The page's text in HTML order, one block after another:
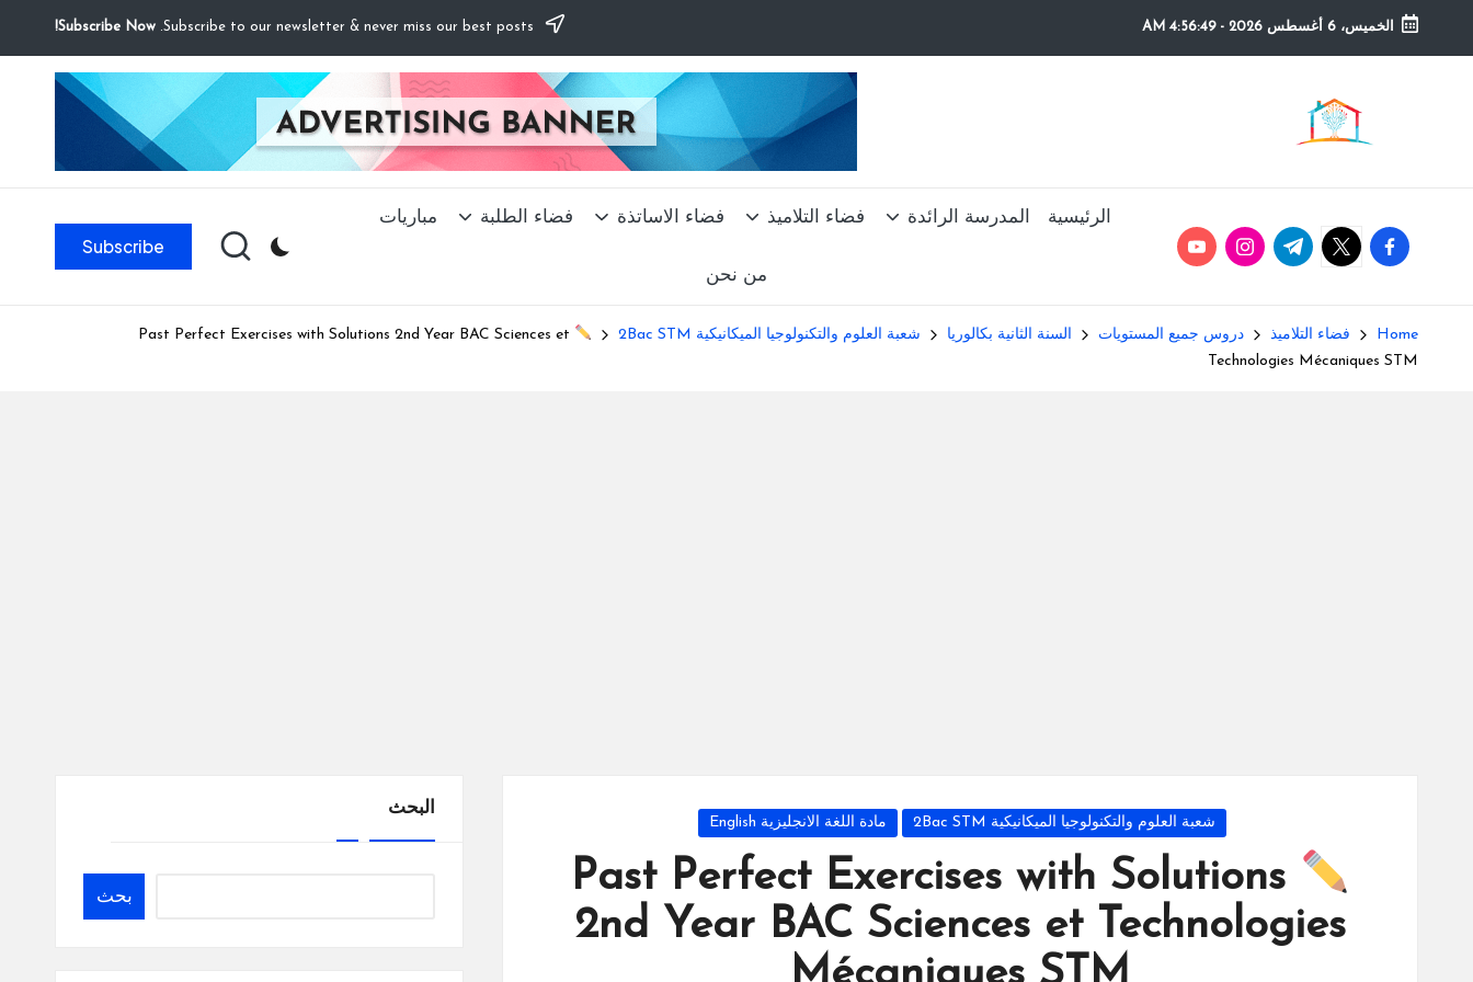
Skip
الخميس، 6 أغسطس 2026 -
4:56:50 AM
Subscribe Now!
م
ع
م
التعليم
الصريح
facebook.com
twitter.com
t.me
instagram.com
youtube.com
الرئيسية المدرسة الرائدة فضاء التلاميذ فضاء الاساتذة فضاء الطلبة مباريات
من نحن
Subscribe
Home فضاء التلاميذ دروس جميع المستويات السنة الثانية بكالوريا شعبة العلوم والتكنولوجيا الميكانيكية 2Bac STM
Past Perfect Exercises with Solutions 2nd Year BAC Sciences et
Technologies Mécaniques STM
Posted
شعبة العلوم والتكنولوجيا الميكانيكية 2Bac STM مادة اللغة الانجليزية English
Past Perfect Exercises with Solutions
2nd Year BAC Sciences et Technologies
البحث
بحث